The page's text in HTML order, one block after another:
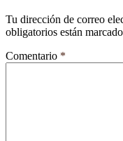
Tu dirección de correo
obligatorios están
Comentario *